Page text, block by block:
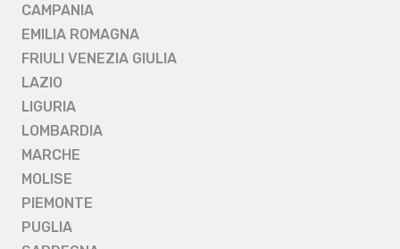
CAMPANIA
EMILIA ROMAGNA
FRIULI VENEZIA GIULIA
LAZIO
LIGURIA
LOMBARDIA
MARCHE
MOLISE
PIEMONTE
PUGLIA